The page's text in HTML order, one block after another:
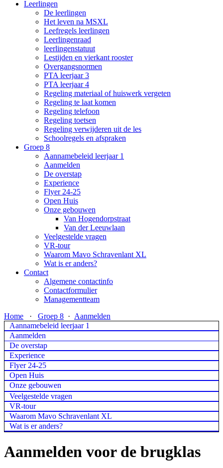
Leerlingen
De leerlingen
Het leven na MSXL
Leefregels leerlingen
Leerlingenraad
leerlingenstatuut
Lestijden en vierkant rooster
Overgangsnormen
PTA leerjaar 3
PTA leerjaar 4
Regeling materiaal of huiswerk vergeten
Regeling te laat komen
Regeling telefoon
Regeling toetsen
Regeling verwijderen uit de les
Schoolregels en afspraken
Groep 8
Aannamebeleid leerjaar 1
Aanmelden
De overstap
Experience
Flyer 24-25
Open Huis
Onze gebouwen
Van Hogendorpstraat
Van der Leeuwlaan
Veelgestelde vragen
VR-tour
Waarom Mavo Schravenlant XL
Wat is er anders?
Contact
Algemene contactinfo
Contactformulier
Managementteam
Home · Groep 8 · Aanmelden
Aannamebeleid leerjaar 1
Aanmelden
De overstap
Experience
Flyer 24-25
Open Huis
Onze gebouwen
Veelgestelde vragen
VR-tour
Waarom Mavo Schravenlant XL
Wat is er anders?
Aanmelden voor de brugklas